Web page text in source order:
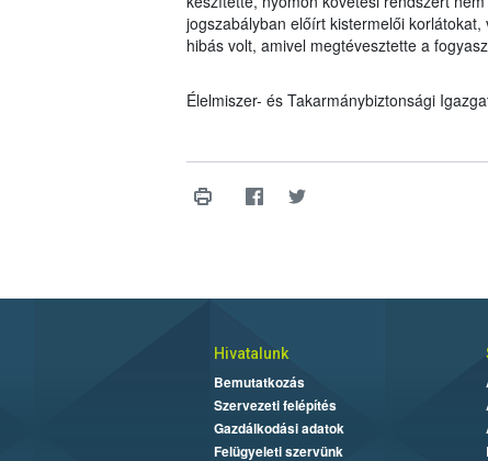
jogszabályban előírt kistermelői
hibás volt, amivel megtévesztette a
Élelmiszer- és Takarmánybiztonsági
Hivatalunk
Bemutatkozás
Szervezeti felépítés
Gazdálkodási adatok
Felügyeleti szervünk